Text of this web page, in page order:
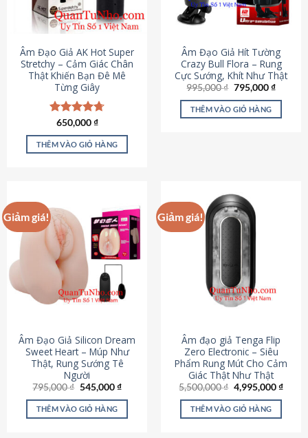
Âm Đạo Giả AK Hot Super
Stretchy – Cảm Giác Chân
Thật Khiến Bạn Đê Mê
Từng Giây
Được xếp
hạng4.75
5 sao
650,000₫
THÊM VÀO GIỎ HÀNG
Âm Đạo Giả Hít Tường
Crazy Bull Flora – Rung
Cực Sướng, Khít Như Thật
995,000₫ Giá
là:
995,000 ₫.
795,000₫Giá
tại
THÊM VÀO GIỎ HÀNG
Giảm giá!
Âm Đạo Giả Silicon Dream
Sweet Heart – Múp Như
Thật, Rung Sướng Tê
Người
795,000₫ Giá
là:
795,000 ₫.
545,000₫Giá
tại
545,000 ₫.
THÊM VÀO GIỎ HÀNG
Giảm giá!
Âm đạo giả Tenga Flip
Zero Electronic – Siêu
Phẩm Rung Mút Cho Cảm
Giác Thật Như Thật
5,500,000₫ Giá
gốc
là:
5,500,000 ₫.
4,995,000₫Giá
THÊM VÀO GIỎ HÀNG